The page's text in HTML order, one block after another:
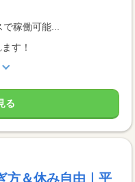
稼働可能...
す！
る
方＆休み自由｜平